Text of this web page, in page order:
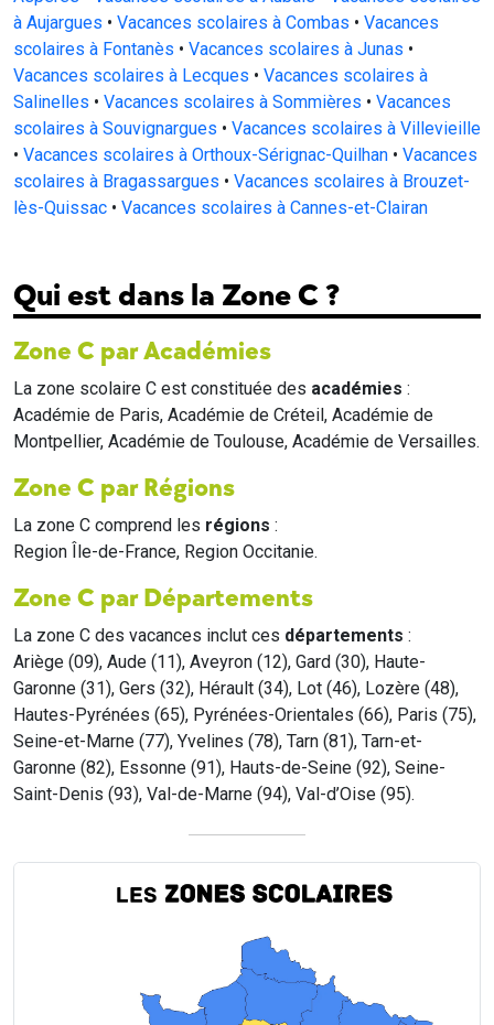
à Aujargues • Vacances scolaires à Combas • Vacances
scolaires à Fontanès • Vacances scolaires à Junas •
Vacances scolaires à Lecques • Vacances scolaires à
Salinelles • Vacances scolaires à Sommières • Vacances
scolaires à Souvignargues • Vacances scolaires à Villevieille
• Vacances scolaires à Orthoux-Sérignac-Quilhan • Vacances
scolaires à Bragassargues • Vacances scolaires à Brouzet-
lès-Quissac • Vacances scolaires à Cannes-et-Clairan
Qui est dans la Zone C ?
Zone C par Académies
La zone scolaire C est constituée des académies :
Académie de Paris, Académie de Créteil, Académie de
Montpellier, Académie de Toulouse, Académie de Versailles.
Zone C par Régions
La zone C comprend les régions :
Region Île-de-France, Region Occitanie.
Zone C par Départements
La zone C des vacances inclut ces départements :
Ariège (09), Aude (11), Aveyron (12), Gard (30), Haute-
Garonne (31), Gers (32), Hérault (34), Lot (46), Lozère (48),
Hautes-Pyrénées (65), Pyrénées-Orientales (66), Paris (75),
Seine-et-Marne (77), Yvelines (78), Tarn (81), Tarn-et-
Garonne (82), Essonne (91), Hauts-de-Seine (92), Seine-
Saint-Denis (93), Val-de-Marne (94), Val-d’Oise (95).